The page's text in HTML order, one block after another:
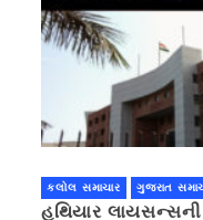
કલોલ સમાચાર ગુજરાત
હથિયાર